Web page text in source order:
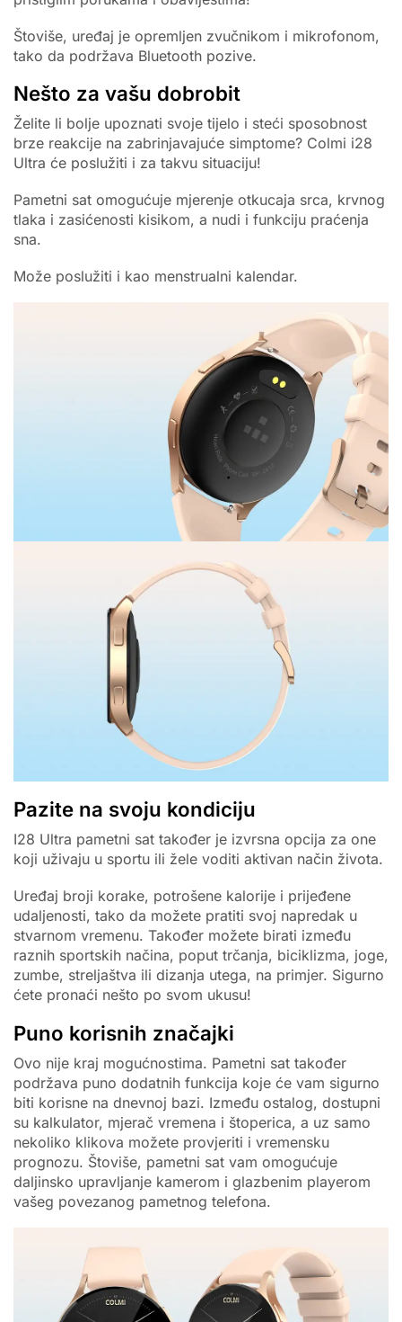
Štoviše, uređaj je opremljen zvučnikom i mikrofonom,
tako da podržava Bluetooth pozive.
Nešto za vašu dobrobit
Želite li bolje upoznati svoje tijelo i steći sposobnost
brze reakcije na zabrinjavajuće simptome? Colmi i28
Ultra će poslužiti i za takvu situaciju!
Pametni sat omogućuje mjerenje otkucaja srca, krvnog
tlaka i zasićenosti kisikom, a nudi i funkciju praćenja
sna.
Može poslužiti i kao menstrualni kalendar.
Pazite na svoju kondiciju
I28 Ultra pametni sat također je izvrsna opcija za one
koji uživaju u sportu ili žele voditi aktivan način života.
Uređaj broji korake, potrošene kalorije i prijeđene
udaljenosti, tako da možete pratiti svoj napredak u
stvarnom vremenu. Također možete birati između
raznih sportskih načina, poput trčanja, biciklizma, joge,
zumbe, streljaštva ili dizanja utega, na primjer. Sigurno
ćete pronaći nešto po svom ukusu!
Puno korisnih značajki
Ovo nije kraj mogućnostima. Pametni sat također
podržava puno dodatnih funkcija koje će vam sigurno
biti korisne na dnevnoj bazi. Između ostalog, dostupni
su kalkulator, mjerač vremena i štoperica, a uz samo
nekoliko klikova možete provjeriti i vremensku
prognozu. Štoviše, pametni sat vam omogućuje
daljinsko upravljanje kamerom i glazbenim playerom
vašeg povezanog pametnog telefona.